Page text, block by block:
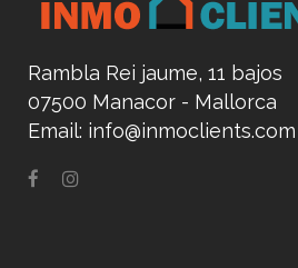
Rambla Rei jaume, 11 bajos
07500 Manacor - Mallorca
Email: info@inmoclients.com